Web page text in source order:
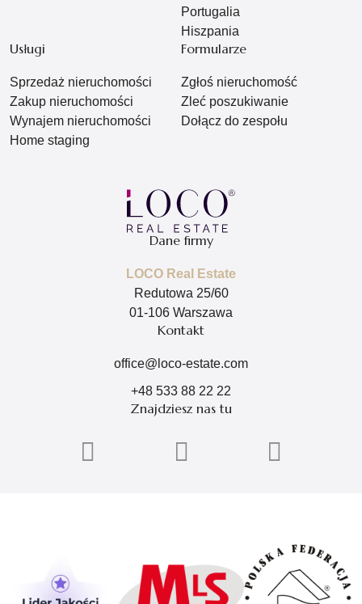
Portugalia
Hiszpania
Usługi
Sprzedaż nieruchomości
Zakup nieruchomości
Wynajem nieruchomości
Home staging
Formularze
Zgłoś nieruchomość
Zleć poszukiwanie
Dołącz do zespołu
Dane firmy
LOCO Real Estate
Redutowa 25/60
01-106 Warszawa
Kontakt
office@loco-estate.com
+48 533 88 22 22
Znajdziesz nas tu